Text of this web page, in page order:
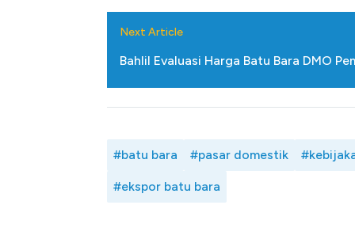
Next Article
Bahlil Evaluasi Harga Batu Bara DMO
#batu bara #pasar domestik
#ekspor batu bara